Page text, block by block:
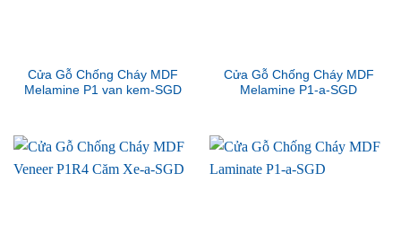
Cửa Gỗ Chống Cháy MDF
Melamine P1 van kem-SGD
Cửa Gỗ Chống Cháy MDF
Melamine P1-a-SGD